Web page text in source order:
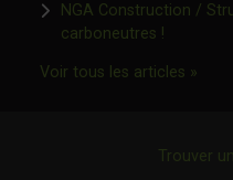
NGA Construction /
carboneutres !Ce lien
Voir tous les articles »Ce
Trouver